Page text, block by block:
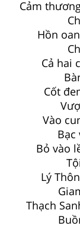
Cảm
Hồn
Cả hai
Cốt
Vào
Bạc
Bỏ vào
Lý
Thạch